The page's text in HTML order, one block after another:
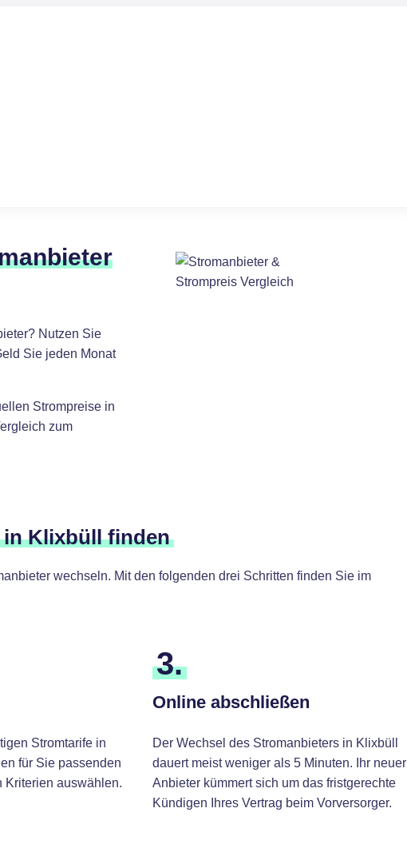
Nutzen Sie
Sie jeden Monat
Strompreise in
zum
in Klixbüll finden
wechseln. Mit den folgenden drei Schritten finden Sie im
Stromtarife in
für Sie passenden
Kriterien auswählen.
3.
Online abschließen
Der Wechsel des Stromanbieters in Klixbüll
dauert meist weniger als 5 Minuten. Ihr neuer
Anbieter kümmert sich um das fristgerechte
Kündigen Ihres Vertrag beim Vorversorger.